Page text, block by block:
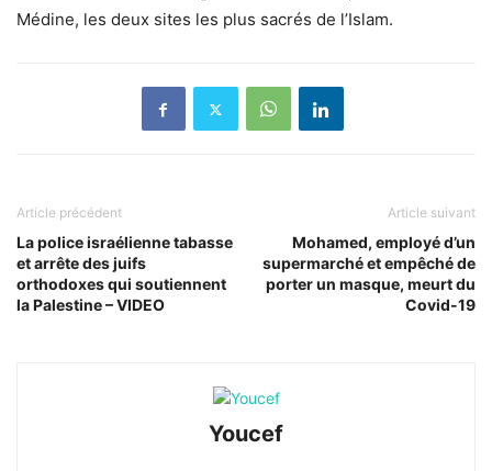
Médine, les deux sites les plus sacrés de l’Islam.
Article précédent
La police israélienne tabasse
et arrête des juifs
orthodoxes qui soutiennent
la Palestine – VIDEO
Article suivant
Mohamed, employé d’un
supermarché et empêché de
porter un masque, meurt du
Covid-19
Youcef